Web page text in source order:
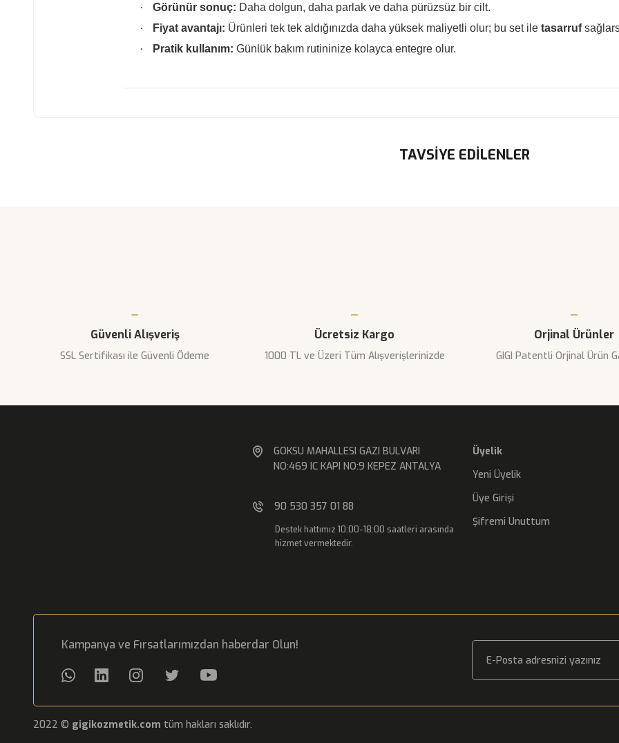
·
Görünür sonuç: Daha dolgun, daha parlak ve daha pürüzsüz bir cilt.
·
Fiyat avantajı: Ürünleri tek tek aldığınızda daha yüksek maliyetli olur; bu set ile tasarruf
·
Pratik kullanım: Günlük bakım rutininize kolayca entegre olur.
TAVSİYE EDİLENLER
Güvenli Alışveriş
SSL Sertifikası ile Güvenli Ödeme
Ücretsiz Kargo
1000 TL ve Üzeri Tüm Alışverişlerinizde
Orjinal Ürünler
GIGI Patentli Orjinal Ürün
GOKSU MAHALLESI GAZI BULVARI
NO:469 IC KAPI NO:9 KEPEZ ANTALYA
90 530 357 01 88
Destek hattımız 10:00-18:00 saatleri arasında
hizmet vermektedir.
Üyelik
Yeni Üyelik
Üye Girişi
Şifremi Unuttum
Kampanya ve Fırsatlarımızdan haberdar Olun!
2022 © gigikozmetik.com tüm hakları saklıdır.